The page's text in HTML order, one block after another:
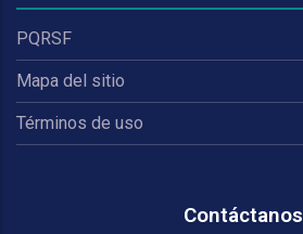
PQRSF
Mapa del sitio
Términos de uso
Contáctanos